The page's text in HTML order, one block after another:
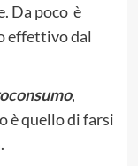
Da poco è
effettivo dal
,
è quello di farsi